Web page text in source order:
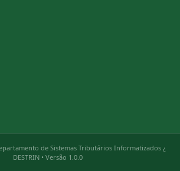
de Sistemas Tributários Informatizados ¿
DESTRIN • Versão 1.0.0